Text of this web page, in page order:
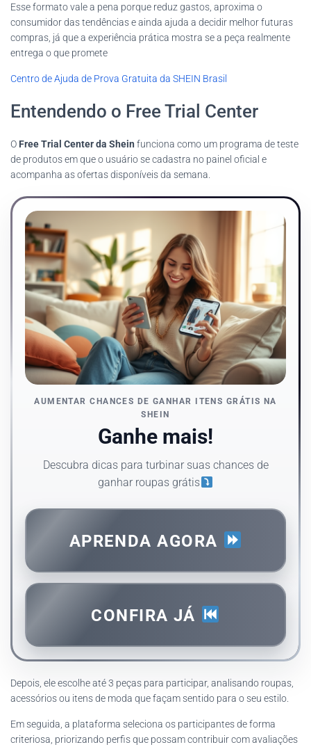
Esse formato vale a pena porque reduz gastos, aproxima o
consumidor das tendências e ainda ajuda a decidir melhor futuras
compras, já que a experiência prática mostra se a peça realmente
entrega o que promete
Centro de Ajuda de Prova Gratuita da SHEIN Brasil
Entendendo o Free Trial Center
O Free Trial Center da Shein funciona como um programa de teste
de produtos em que o usuário se cadastra no painel oficial e
acompanha as ofertas disponíveis da semana.
AUMENTAR CHANCES DE GANHAR ITENS GRÁTIS NA
SHEIN
Ganhe mais!
Descubra dicas para turbinar suas chances de
ganhar roupas grátis
APRENDA AGORA
CONFIRA JÁ
Depois, ele escolhe até 3 peças para participar, analisando roupas,
acessórios ou itens de moda que façam sentido para o seu estilo.
Em seguida, a plataforma seleciona os participantes de forma
criteriosa, priorizando perfis que possam contribuir com avaliações